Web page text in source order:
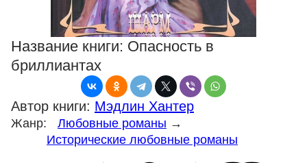
Название книги: Опасность в
бриллиантах
Автор книги: Мэдлин Хантер
Жанр: Любовные романы →
Исторические любовные романы